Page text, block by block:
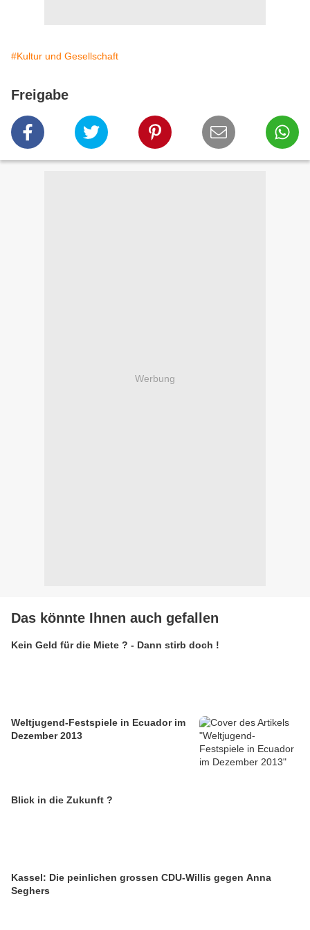
#Kultur und Gesellschaft
Freigabe
Werbung
Das könnte Ihnen auch gefallen
Kein Geld für die Miete ? - Dann stirb doch !
Weltjugend-Festspiele in Ecuador im
Dezember 2013
Blick in die Zukunft ?
Kassel: Die peinlichen grossen CDU-Willis gegen Anna
Seghers